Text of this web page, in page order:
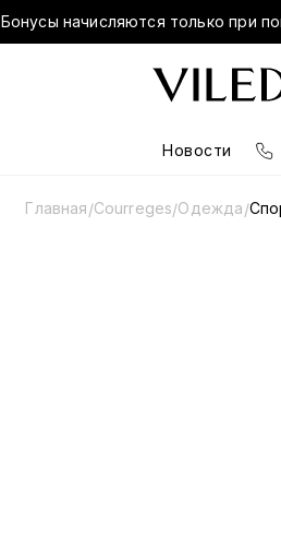
Бонусы начисляются только при
Новости
Главная/Courreges/Одежда/